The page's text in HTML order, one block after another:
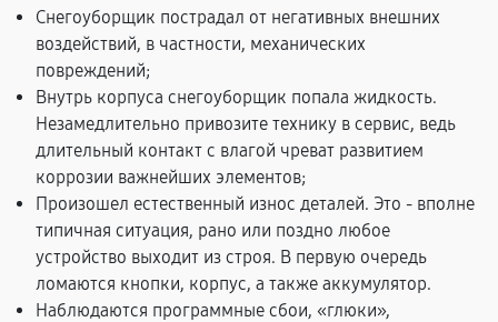
Снегоуборщик пострадал от негативных внешних
воздействий, в частности, механических
повреждений;
Внутрь корпуса снегоуборщик попала жидкость.
Незамедлительно привозите технику в сервис, ведь
длительный контакт с влагой чреват развитием
коррозии важнейших элементов;
Произошел естественный износ деталей. Это - вполне
типичная ситуация, рано или поздно любое
устройство выходит из строя. В первую очередь
ломаются кнопки, корпус, а также аккумулятор.
Наблюдаются программные сбои, «глюки»,